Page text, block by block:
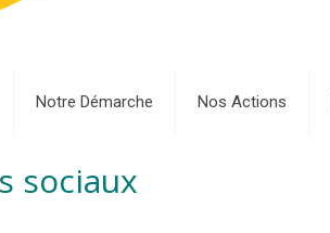
Notre Démarche Nos Actions
sociaux